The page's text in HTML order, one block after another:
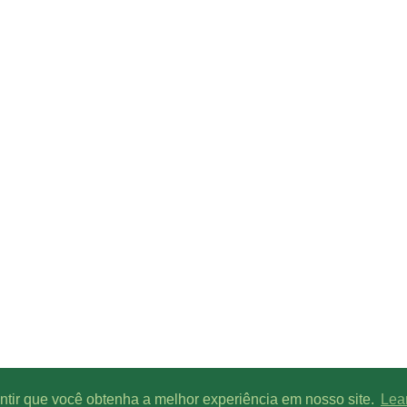
que você obtenha a melhor experiência em nosso site.